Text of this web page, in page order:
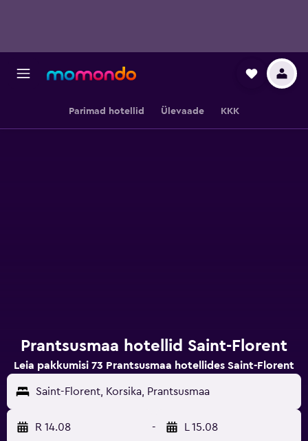
Parimad hotellid Ülevaade KKK
Prantsusmaa hotellid Saint-Florent
Leia pakkumisi 73 Prantsusmaa hotellides Saint-Florent
Saint-Florent, Korsika, Prantsusmaa
R 14.08 - L 15.08